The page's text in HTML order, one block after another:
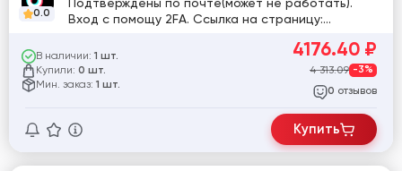
0.0
Вход с помощу 2FA. Ссылка на страницу:
В наличии: 1 шт.
Купили: 0 шт.
Мин. заказ: 1 шт.
4176.40 ₽
4 313.09 -3%
0 отзывов
Купить